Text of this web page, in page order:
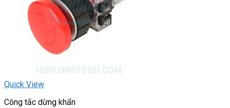
Quick View
Công tắc dừng khẩn